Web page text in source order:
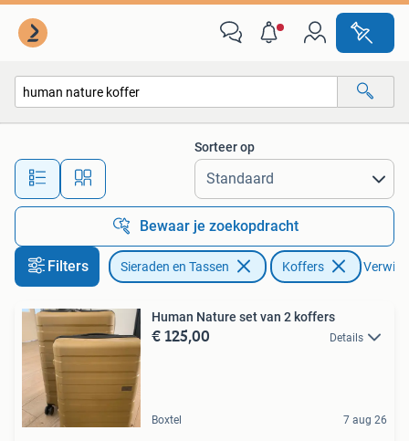
Alle afstanden…
Sorteer op
Bewaar je zoekopdracht
Filters Sieraden en Tassen Koffers
Human Nature set van 2 koffers
€ 125,00 Details
Boxtel 7 aug 26